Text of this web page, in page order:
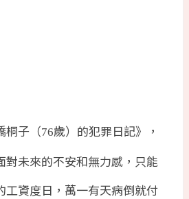
桐子（76歲）的犯罪日記》，
對未來的不安和無力感，只能
工資度日，萬一有天病倒就付